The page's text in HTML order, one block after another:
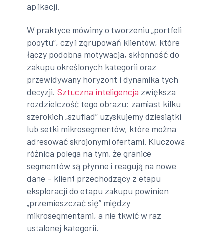
aplikacji.
W praktyce mówimy o tworzeniu „portfeli
popytu”, czyli zgrupowań klientów, które
łączy podobna motywacja, skłonność do
zakupu określonych kategorii oraz
przewidywany horyzont i dynamika tych
decyzji.Sztuczna inteligencja zwiększa
rozdzielczość tego obrazu: zamiast kilku
szerokich „szuflad” uzyskujemy dziesiątki
lub setki mikrosegmentów, które można
adresować skrojonymi ofertami. Kluczowa
różnica polega na tym, że granice
segmentów są płynne i reagują na nowe
dane – klient przechodzący z etapu
eksploracji do etapu zakupu powinien
„przemieszczać się” między
mikrosegmentami, a nie tkwić w raz
ustalonej kategorii.